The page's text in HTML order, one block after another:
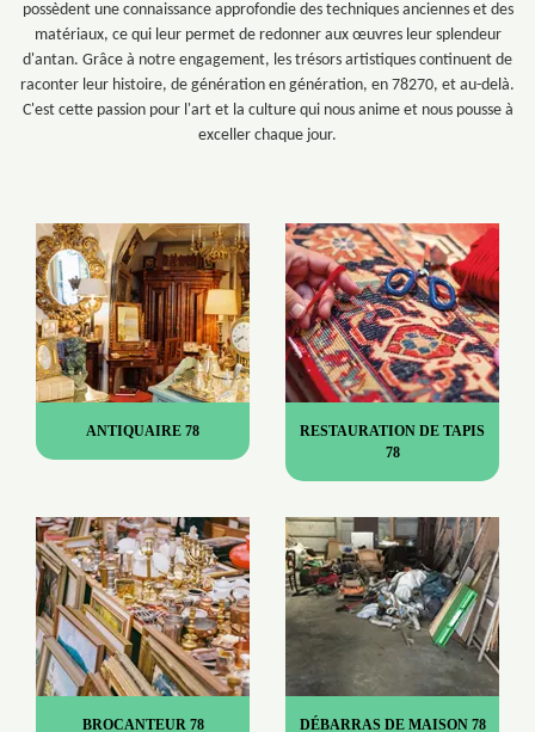
possèdent une connaissance approfondie des techniques anciennes et des
matériaux, ce qui leur permet de redonner aux œuvres leur splendeur
d'antan. Grâce à notre engagement, les trésors artistiques continuent de
raconter leur histoire, de génération en génération, en 78270, et au-delà.
C'est cette passion pour l'art et la culture qui nous anime et nous pousse à
exceller chaque jour.
ANTIQUAIRE 78
RESTAURATION DE TAPIS
78
BROCANTEUR 78 DÉBARRAS DE MAISON 78